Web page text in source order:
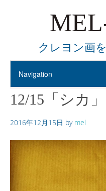
クレヨン画
12/15「シカ」
2016年12月15日 by mel